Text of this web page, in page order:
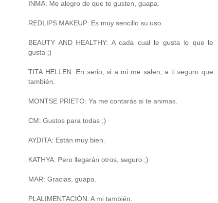
INMA: Me alegro de que te gusten, guapa.
REDLIPS MAKEUP: Es muy sencillo su uso.
BEAUTY AND HEALTHY: A cada cual le gusta lo que le
gusta ;)
TITA HELLEN: En serio, si a mi me salen, a ti seguro que
también.
MONTSE PRIETO: Ya me contarás si te animas.
CM: Gustos para todas ;)
AYDITA: Están muy bien.
KATHYA: Pero llegarán otros, seguro ;)
MAR: Gracias, guapa.
PLALIMENTACIÓN: A mi también.